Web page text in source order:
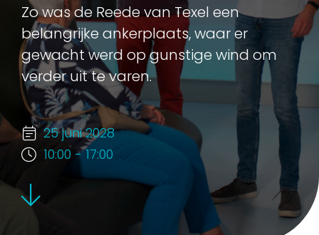
Zo was de Reede van Texel een
belangrijke ankerplaats, waar er
gewacht werd op gunstige wind om
verder uit te varen.
25 juni 2028
10:00 - 17:00